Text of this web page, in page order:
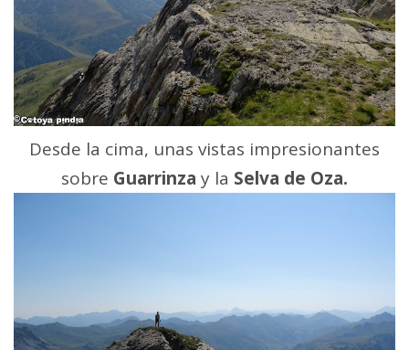
Desde la cima, unas vistas impresionantes
sobre Guarrinza y la Selva de Oza.